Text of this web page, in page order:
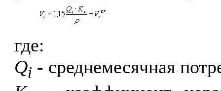
где:
Qi - среднемесячная